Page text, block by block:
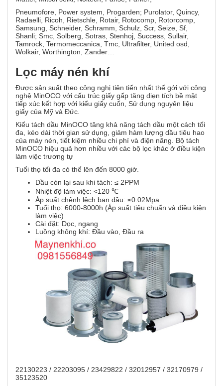
Pneumofore, Power system, Progarden; Purolator, Quincy,
Radaelli, Ricoh, Rietschle, Rotair, Rotocomp, Rotorcomp,
Samsung, Schneider, Schramm, Schulz, Scr, Seize, Sf,
Shanli; Smc, Solberg, Sotras, Stenhoj, Success, Sullair,
Tamrock, Termomeccanica, Tmc, Ultrafilter, United osd,
Wolkair, Worthington, Zander…
Lọc máy nén khí
Được sản suất theo công nghị tiên tiến nhất thế gới với công
nghệ MinOCO với cấu trúc giấy gấp tăng diẹn tích bề mặt
tiếp xúc kết hợp với kiểu giấy cuốn, Sử dụng nguyên liệu
giấy của Mỹ và Đức.
Kiểu tách dầu MinOCO tăng khả năng tách dầu một cách tối
đa, kéo dài thời gian sử dụng, giảm hàm lượng dầu tiêu hao
của máy nén, tiết kiệm nhiều chi phí và điện năng. Bộ tách
MinOCO hiệu quả hơn nhiều với các bộ lọc khác ở điều kiện
làm việc trương tự
Tuổi thọ tối đa có thể lên đến 8000 giờ.
Dầu còn lại sau khi tách: ≤ 2PPM
Nhiệt độ làm việc: <120 ℃
Áp suất chênh lệch ban đầu: ≤0.02Mpa
Tuổi thọ: 6000-8000h (Áp suất tiêu chuẩn và điều kiện
làm việc)
Cài đặt: Dọc, ngang
Luồng không khí: Đầu vào, Đầu ra
22130223 / 22203095 / 23429822 / 32012957 / 32170979 /
35123520